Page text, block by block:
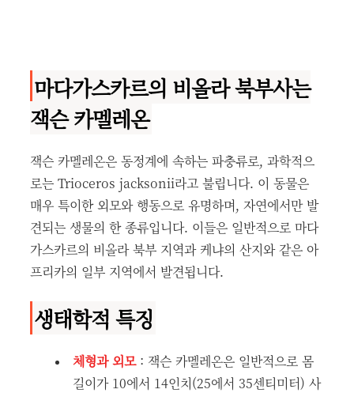
마다가스카르의 비올라 북부사는
잭슨 카멜레온
잭슨 카멜레온은 동정계에 속하는 파충류로, 과학적으
로는 Trioceros jacksonii라고 불립니다. 이 동물은
매우 특이한 외모와 행동으로 유명하며, 자연에서만 발
견되는 생물의 한 종류입니다. 이들은 일반적으로 마다
가스카르의 비올라 북부 지역과 케냐의 산지와 같은 아
프리카의 일부 지역에서 발견됩니다.
생태학적 특징
체형과 외모: 잭슨 카멜레온은 일반적으로 몸
길이가 10에서 14인치(25에서 35센티미터) 사